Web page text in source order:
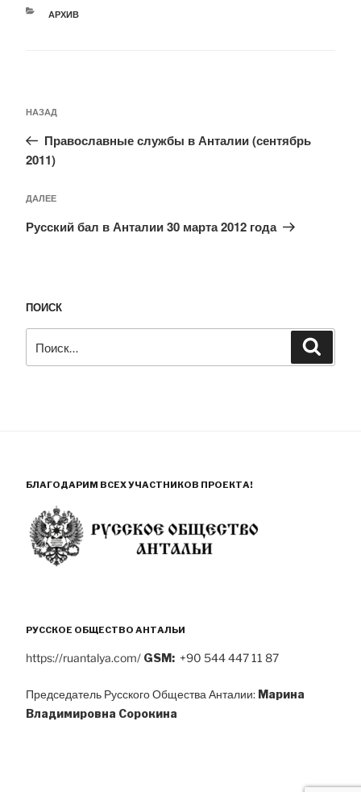
РУБРИКИ
АРХИВ
по
записям
Предыдущая
НАЗАД
Православные службы в Анталии (сентябрь
2011)
Следующая
ДАЛЕЕ
Русский бал в Анталии 30 марта 2012 года
ПОИСК
БЛАГОДАРИМ ВСЕХ УЧАСТНИКОВ ПРОЕКТА!
РУССКОЕ ОБЩЕСТВО АНТАЛЬИ
https://ruantalya.com/ GSM: +90 544 447 11 87
Председатель Русского Общества Анталии: Марина
Владимировна Сорокина